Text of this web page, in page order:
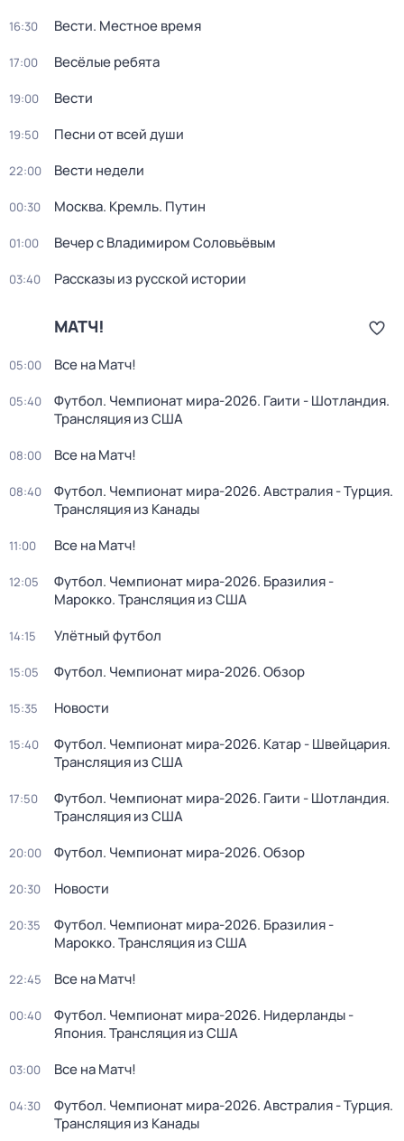
16:30 Вести. Местное время
17:00 Весёлые ребята
19:00 Вести
19:50 Песни от всей души
22:00 Вести недели
00:30 Москва. Кремль. Путин
01:00 Вечер с Владимиром Соловьёвым
03:40 Рассказы из русской истории
МАТЧ!
05:00 Все на Матч!
05:40
Футбол. Чемпионат мира-2026. Гаити - Шотландия.
Трансляция из США
08:00 Все на Матч!
08:40
Футбол. Чемпионат мира-2026. Австралия - Турция.
Трансляция из Канады
11:00 Все на Матч!
12:05
Футбол. Чемпионат мира-2026. Бразилия -
Марокко. Трансляция из США
14:15 Улётный футбол
15:05 Футбол. Чемпионат мира-2026. Обзор
15:35 Новости
15:40
Футбол. Чемпионат мира-2026. Катар - Швейцария.
Трансляция из США
17:50
Футбол. Чемпионат мира-2026. Гаити - Шотландия.
Трансляция из США
20:00 Футбол. Чемпионат мира-2026. Обзор
20:30 Новости
20:35
Футбол. Чемпионат мира-2026. Бразилия -
Марокко. Трансляция из США
22:45 Все на Матч!
00:40
Футбол. Чемпионат мира-2026. Нидерланды -
Япония. Трансляция из США
03:00 Все на Матч!
04:30
Футбол. Чемпионат мира-2026. Австралия - Турция.
Трансляция из Канады